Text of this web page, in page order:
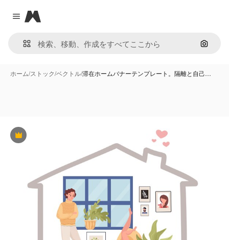
Close menu
Magnific
画像で
ホーム/ストック/ベクトル/滞在ホームバナーテンプレート。隔離と自己…
Premium